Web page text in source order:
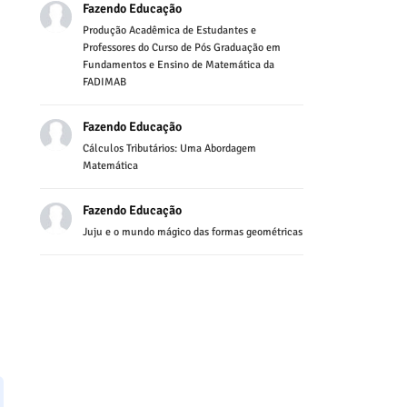
Fazendo Educação
Produção Acadêmica de Estudantes e
Professores do Curso de Pós Graduação em
Fundamentos e Ensino de Matemática da
FADIMAB
Fazendo Educação
Cálculos Tributários: Uma Abordagem
Matemática
Fazendo Educação
Juju e o mundo mágico das formas geométricas